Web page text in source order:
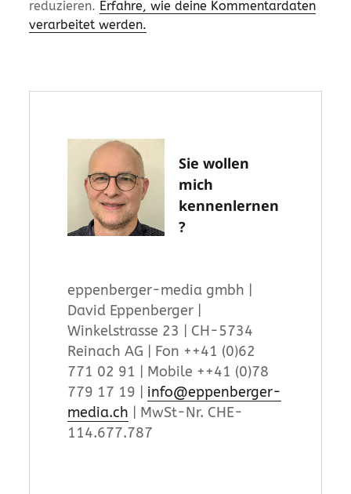
reduzieren. Erfahre, wie deine Kommentardaten
verarbeitet werden.
Sie wollen
mich
kennenlernen
?
eppenberger-media gmbh |
David Eppenberger |
Winkelstrasse 23 | CH-5734
Reinach AG | Fon ++41 (0)62
771 02 91 | Mobile ++41 (0)78
779 17 19 | info@eppenberger-
media.ch | MwSt-Nr. CHE-
114.677.787